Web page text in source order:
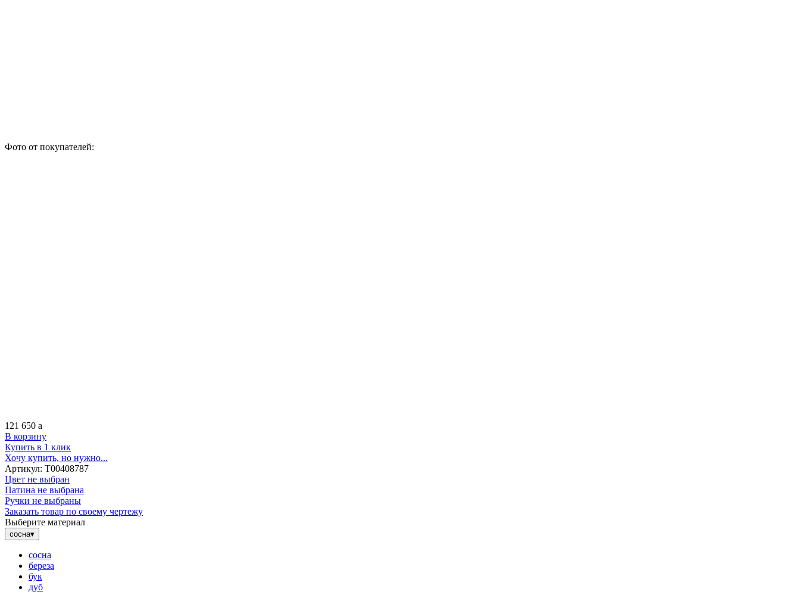
Фото от покупателей:
121 650 a
В корзину
Купить в 1 клик
Хочу купить, но нужно...
Артикул: Т00408787
Цвет не выбран
Патина не выбрана
Ручки не выбраны
Заказать товар по своему чертежу
Выберите материал
сосна▾
сосна
береза
бук
дуб